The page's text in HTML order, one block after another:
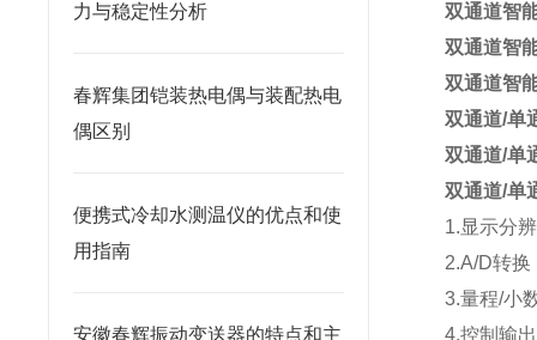
力与稳定性分析
春辉集团铠装热电偶与装配热电
偶区别
便携式冷却水测温仪的优点和使
用指南
安徽春辉振动变送器的特点和主
双通道智
双通道智
双通道智
双通道/单
双通道/单
双通道/单
1.显示分
2.A/D转换
3.量程/小
4.控制输